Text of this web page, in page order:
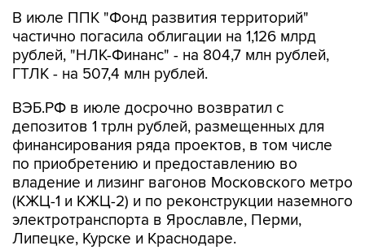
В июле ППК "Фонд развития территорий"
частично погасила облигации на 1,126 млрд
рублей, "НЛК-Финанс" - на 804,7 млн рублей,
ГТЛК - на 507,4 млн рублей.
ВЭБ.РФ в июле досрочно возвратил с
депозитов 1 трлн рублей, размещенных для
финансирования ряда проектов, в том числе
по приобретению и предоставлению во
владение и лизинг вагонов Московского метро
(КЖЦ-1 и КЖЦ-2) и по реконструкции наземного
электротранспорта в Ярославле, Перми,
Липецке, Курске и Краснодаре.